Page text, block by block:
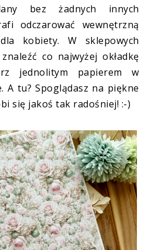
bez żadnych innych
odczarować wewnętrzną
kobiety. W sklepowych
co najwyżej okładkę
jednolitym papierem w
A tu? Spoglądasz na piękne
się jakoś tak radośniej! :-)